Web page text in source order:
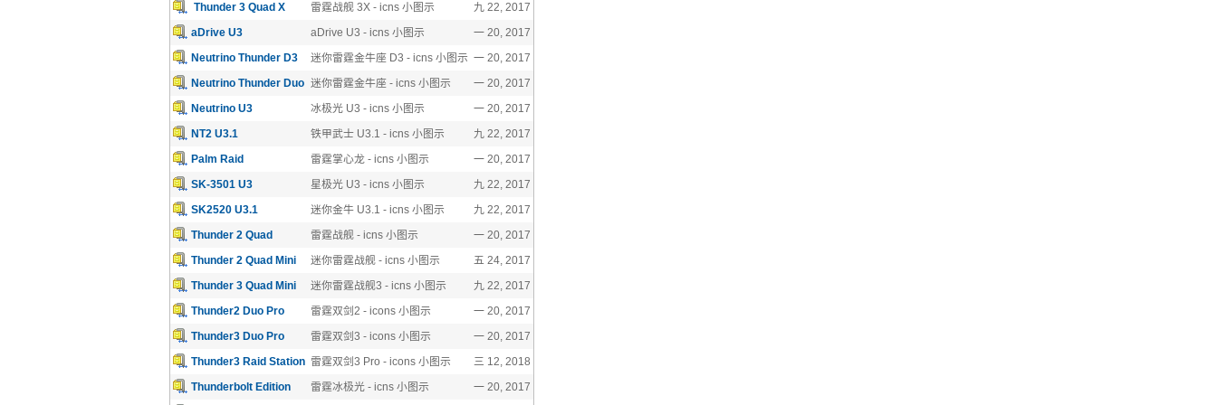
Thunder 3 Quad X 雷霆战舰 3X - icns 小图示
九 22, 2017
aDrive U3
aDrive U3 - icns 小图示
一 20, 2017
Neutrino Thunder D3
迷你雷霆金牛座 D3 - icns 小图示 一 20, 2017
Neutrino Thunder Duo 迷你雷霆金牛座 - icns 小图示
一 20, 2017
Neutrino U3
冰极光 U3 - icns 小图示
一 20, 2017
NT2 U3.1
铁甲武士 U3.1 - icns 小图示
九 22, 2017
Palm Raid
雷霆掌心龙 - icns 小图示
一 20, 2017
SK-3501 U3
星极光 U3 - icns 小图示
九 22, 2017
SK2520 U3.1
迷你金牛 U3.1 - icns 小图示
九 22, 2017
Thunder 2 Quad
雷霆战舰 - icns 小图示
一 20, 2017
Thunder 2 Quad Mini
迷你雷霆战舰 - icns 小图示
五 24, 2017
Thunder 3 Quad Mini
迷你雷霆战舰3 - icns 小图示
九 22, 2017
Thunder2 Duo Pro
雷霆双剑2 - icons 小图示
一 20, 2017
Thunder3 Duo Pro
雷霆双剑3 - icons 小图示
一 20, 2017
Thunder3 Raid Station 雷霆双剑3 Pro - icons 小图示
三 12, 2018
Thunderbolt Edition
雷霆冰极光 - icns 小图示 一 20, 2017